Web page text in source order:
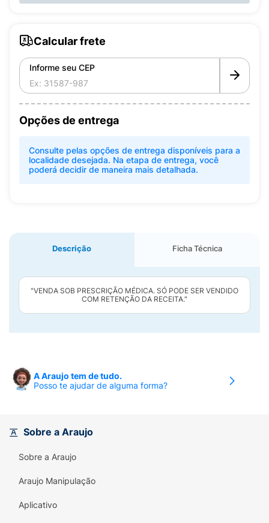
Calcular frete
Informe seu CEP
Opções de entrega
Consulte pelas opções de entrega disponíveis para a
localidade desejada. Na etapa de entrega, você
poderá decidir de maneira mais detalhada.
Descrição Ficha Técnica
"VENDA SOB PRESCRIÇÃO MÉDICA. SÓ PODE SER VENDIDO
COM RETENÇÃO DA RECEITA."
A Araujo tem de tudo.
Posso te ajudar de alguma forma?
Sobre a Araujo
Sobre a Araujo
Araujo Manipulação
Aplicativo